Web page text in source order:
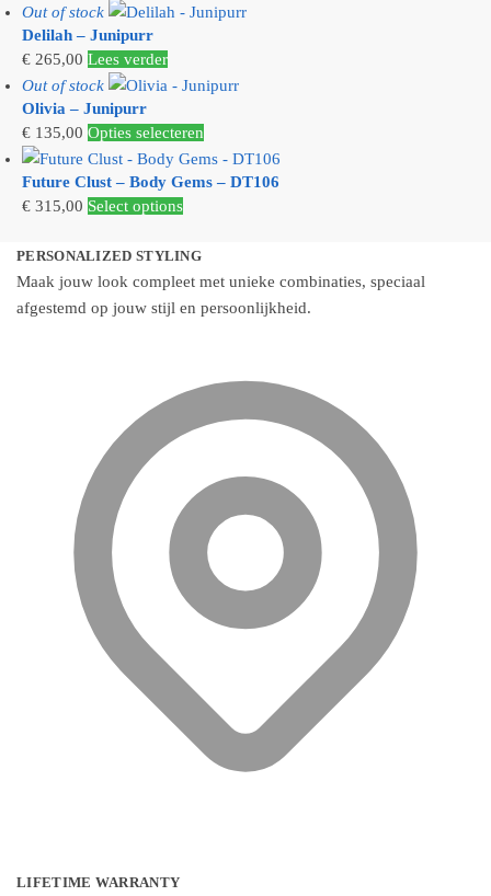
product
variaties.
optie
kan
gekozen
op
de
productpagina
Out of stock
Delilah – Junipurr
€ 265,00 Lees verder
Out of stock
Olivia – Junipurr
€ 135,00 Opties selecteren
product
heeft
optie
kan
de
Future Clust – Body Gems – DT106
€ 315,00 Select options
PERSONALIZED STYLING
Maak jouw look compleet met unieke combinaties, speciaal
afgestemd op jouw stijl en persoonlijkheid.
LIFETIME WARRANTY